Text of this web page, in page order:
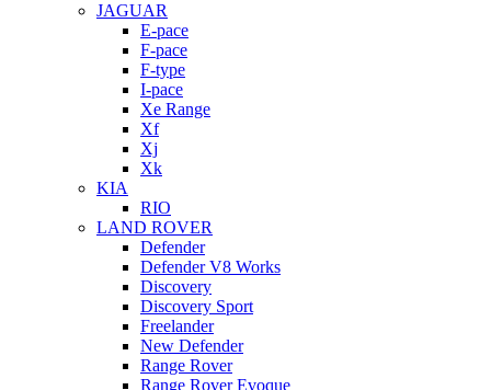
JAGUAR
E-pace
F-pace
F-type
I-pace
Xe Range
Xf
Xj
Xk
KIA
RIO
LAND ROVER
Defender
Defender V8 Works
Discovery
Discovery Sport
Freelander
New Defender
Range Rover
Range Rover Evoque